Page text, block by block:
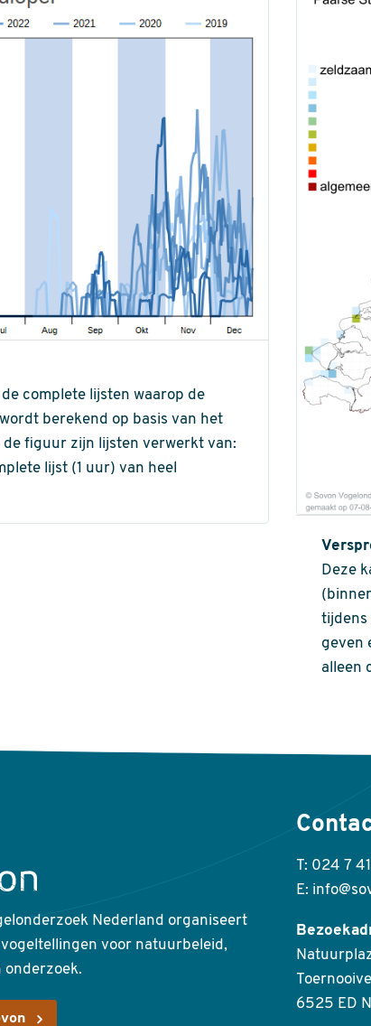
complete lijsten waarop de
berekend op basis van het
figuur zijn lijsten verwerkt van:
lijst (1 uur) van heel
Deze
tijdens
geven
alleen
Nederland organiseert
vogeltellingen voor natuurbeleid,
onderzoek.
T: 024 7
E:
6525 ED